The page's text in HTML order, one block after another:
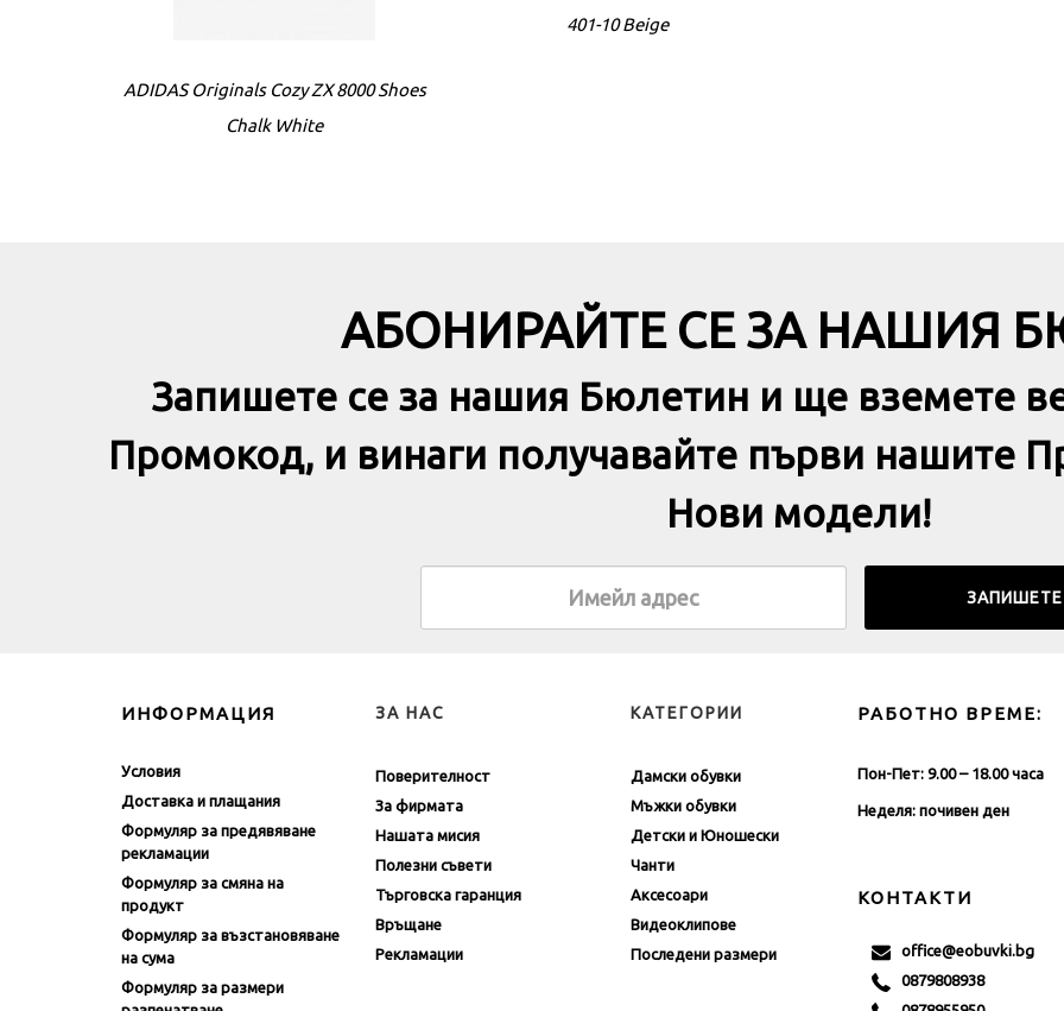
ADIDAS Originals Cozy ZX 8000 Shoes
Chalk White
401-10 Beige
АБОНИРАЙТЕ СЕ ЗА НАШИЯ
Запишете се за нашия Бюлетин и ще вземете
Промокод, и винаги получавайте първи нашите
Нови модели!
ИНФОРМАЦИЯ
Условия
Доставка и плащания
Формуляр за предявяване
рекламации
Формуляр за смяна на
продукт
Формуляр за възстановяване
на сума
Формуляр за размери
ЗА НАС
Поверителност
За фирмата
Нашата мисия
Полезни съвети
Търговска гаранция
Връщане
Рекламации
КАТЕГОРИИ
Дамски обувки
Мъжки обувки
Детски и Юношески
Чанти
Аксесоари
Видеоклипове
Последени размери
РАБОТНО ВРЕМЕ:
Пон-Пет: 9.00 – 18.00 часа
Неделя: почивен ден
КОНТАКТИ
office@eobuvki.bg
0879808938